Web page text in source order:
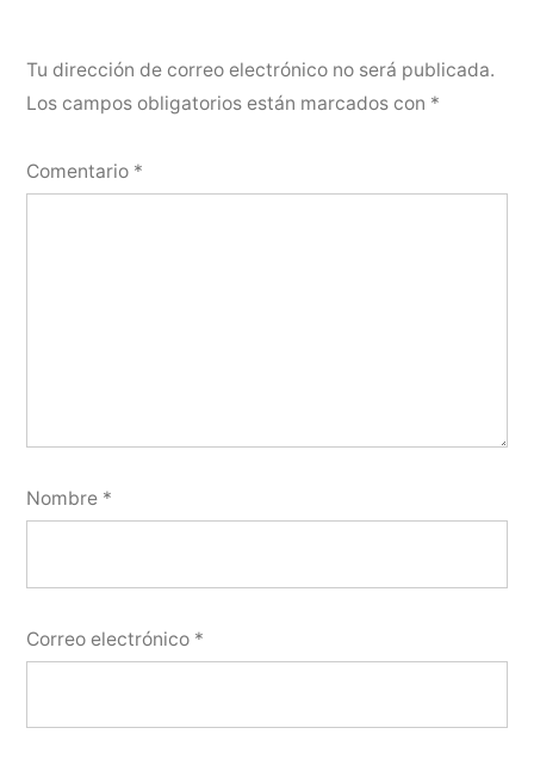
Tu dirección de correo electrónico no será publicada.
Los campos obligatorios están marcados con *
Comentario *
Nombre *
Correo electrónico *